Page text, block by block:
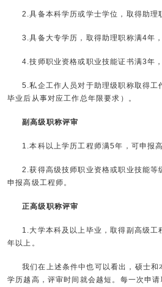
2.具备本科学历或学士学位，取得助理
3.具备大专学历，取得助理职称满4年
4.技师职业资格或职业技能证书满3年
5.私企工作人员对于助理级职称取得工
毕业后从事对应工作总年限要求）。
副高级职称评审
1.本科以上学历工程师满5年，可申报
2.获得高级技师职业资格或职业技能等
申报高级工程师。
正高级职称评审
1.大学本科及以上毕业，取得副高级工
年以上。
我们在上述条件中也可以看出，硕士
学历越高，评审时间就会越短。每一次申